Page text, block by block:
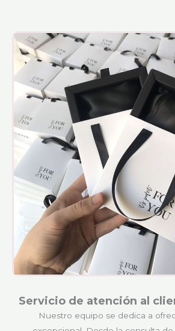
Servicio de atención al
Nuestro equipo se dedica a